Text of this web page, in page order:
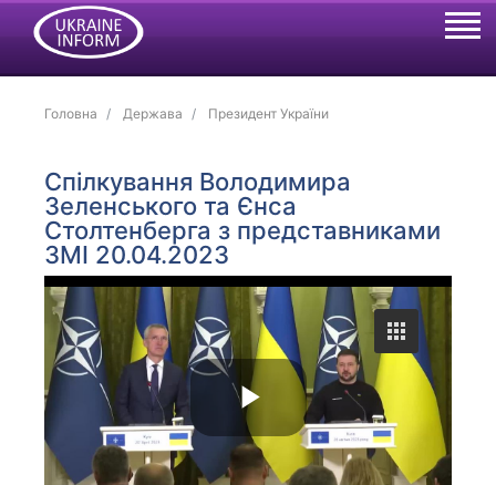
Головна Держава Президент України
Спілкування Володимира
Зеленського та Єнса
Столтенберга з представниками
ЗМІ 20.04.2023
P